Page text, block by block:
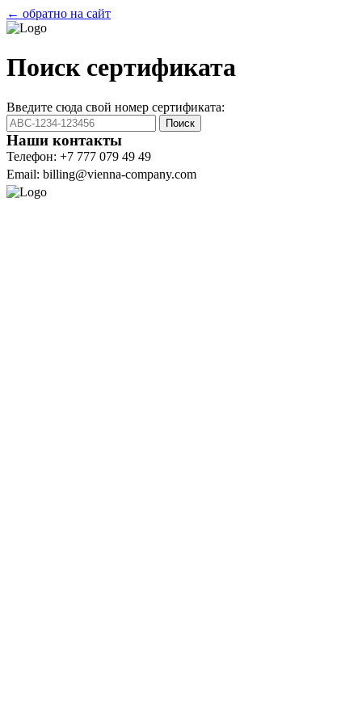
← обратно на сайт
Поиск сертификата
Введите сюда свой номер сертификата:
Поиск
Наши контакты
Телефон: +7 777 079 49 49
Email: billing@vienna-company.com